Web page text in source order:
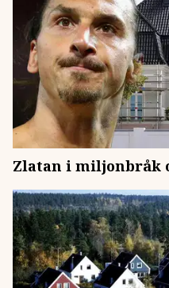
Zlatan i miljonbråk